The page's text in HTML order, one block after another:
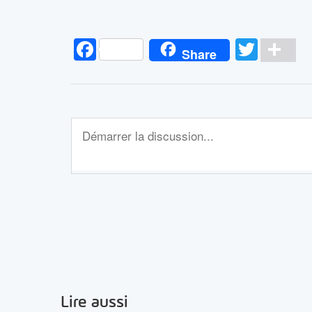
FacebookShare Twitter
Lire aussi